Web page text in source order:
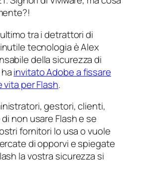
tra i detrattori di
tecnologia è Alex
della sicurezza di
invitato Adobe a fissare
vita per Flash.
gestori, clienti,
non usare Flash e se
fornitori lo usa o vuole
di opporvi e spiegate
la vostra sicurezza si